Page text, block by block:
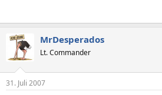
MrDesperados
Lt. Commander
31. Juli 2007